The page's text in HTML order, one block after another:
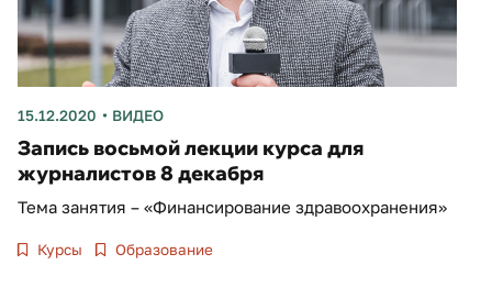
15.12.2020 ВИДЕО
Запись восьмой лекции курса для
журналистов 8 декабря
Тема занятия – «Финансирование здравоохранения»
Курсы Образование